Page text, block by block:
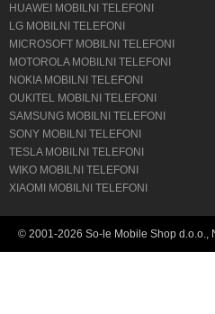
HUAWEI MOBILNI TELEFONI
LG MOBILNI TELEFONI
MICROSOFT MOBILNI TELEFONI
MOTOROLA MOBILNI TELEFONI
NOKIA MOBILNI TELEFONI
OUKITEL MOBILNI TELEFONI
SAMSUNG MOBILNI TELEFONI
SONY MOBILNI TELEFONI
TESLA MOBILNI TELEFONI
WIKO MOBILNI TELEFONI
XIAOMI MOBILNI TELEFONI
© 2001-2026 So-le Mobile Shop d.o.o.,